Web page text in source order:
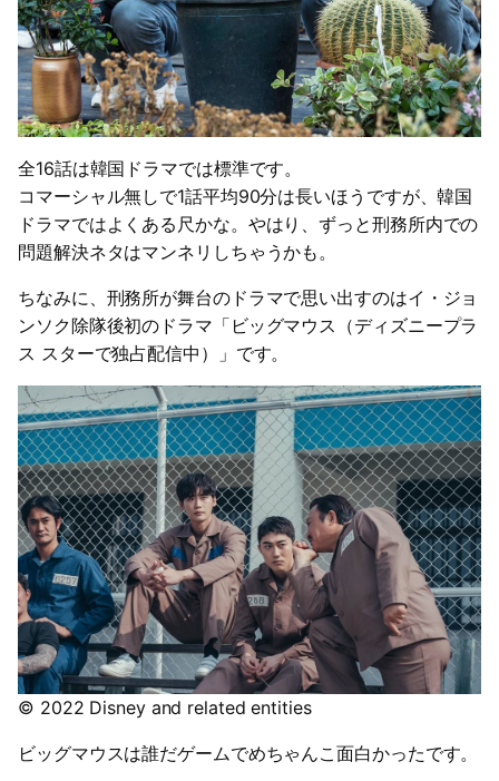
全16話は韓国ドラマでは標準です。
コマーシャル無しで1話平均90分は長いほうですが、韓国
ドラマではよくある尺かな。やはり、ずっと刑務所内での
問題解決ネタはマンネリしちゃうかも。
ちなみに、刑務所が舞台のドラマで思い出すのはイ・ジョ
ンソク除隊後初のドラマ「ビッグマウス（ディズニープラ
ス スターで独占配信中）」です。
© 2022 Disney and related entities
ビッグマウスは誰だゲームでめちゃんこ面白かったです。